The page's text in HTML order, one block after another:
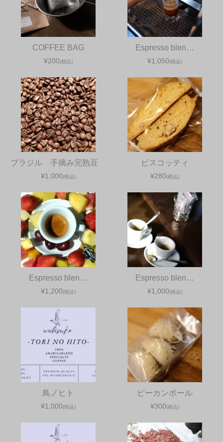
COFFEE BAG
¥200(税込)
Espresso blen…
¥1,050(税込)
ブラジル 手摘み完熟豆
¥1,000(税込)
ビスコッティ
¥280(税込)
Espresso blen…
¥1,200(税込)
Espresso blen…
¥1,000(税込)
鳥ノヒト
¥1,000(税込)
ピーカンボール
¥300(税込)